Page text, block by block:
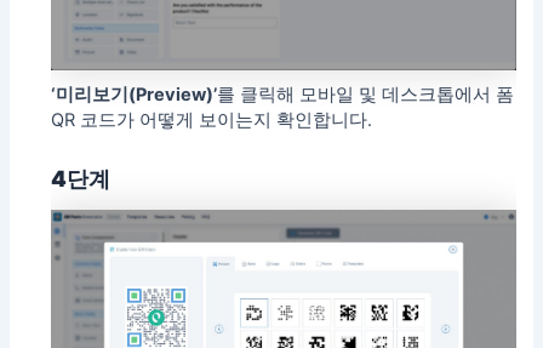
‘미리보기(Preview)’를 클릭해 모바일 및 데스크톱에서 폼
QR 코드가 어떻게 보이는지 확인합니다.
4단계